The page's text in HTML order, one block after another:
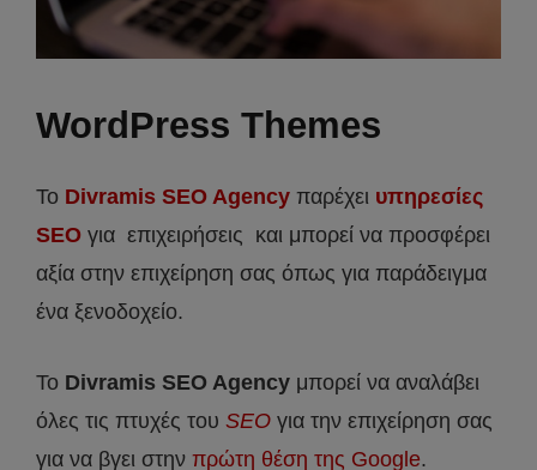
WordPress Themes
Το Divramis SEO Agency παρέχει υπηρεσίες
SEO για επιχειρήσεις και μπορεί να προσφέρει
αξία στην επιχείρηση σας όπως για παράδειγμα
ένα ξενοδοχείο.
Το Divramis SEO Agency μπορεί να αναλάβει
όλες τις πτυχές του SEO για την επιχείρηση σας
για να βγει στην πρώτη θέση της Google.